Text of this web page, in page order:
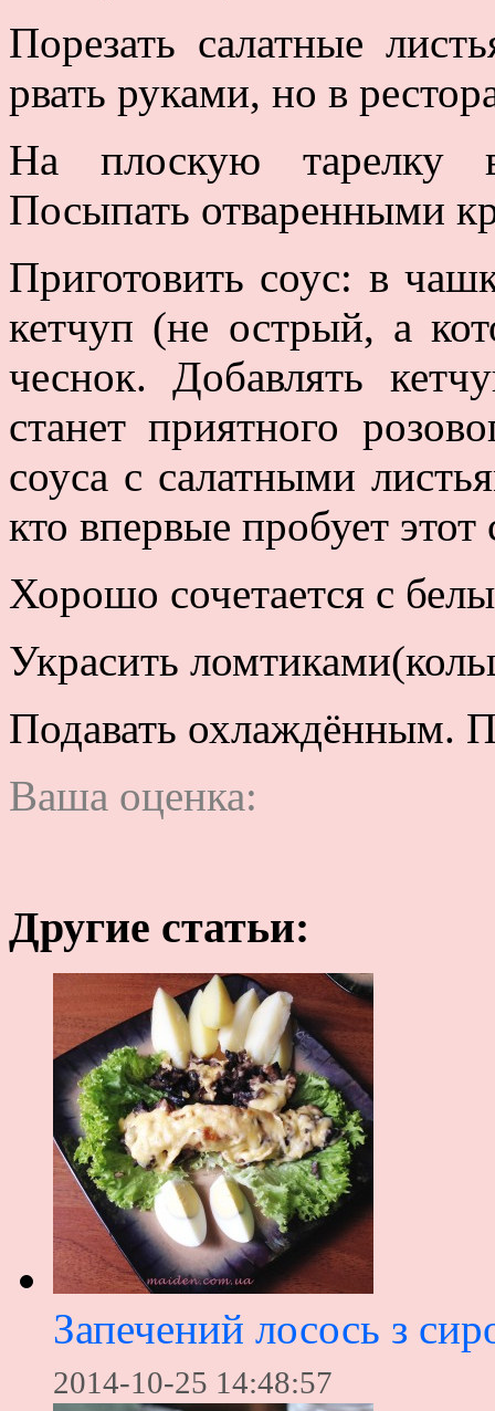
Порезать салатные
рвать руками, но в
На плоскую тарелку
Посыпать отваренными
Приготовить соус: в
кетчуп (не острый, а
чеснок. Добавлять
станет приятного
соуса с салатными
кто впервые пробует этот
Хорошо сочетается с
Украсить
Подавать охлаждённым.
Ваша оценка:
Другие статьи:
Запечений лосось з
2014-10-25 14:48:57